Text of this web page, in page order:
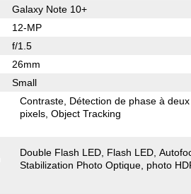
Galaxy Note 10+
12-MP
f/1.5
26mm
Small
Contraste Détection de phase à deux
pixels Object Tracking
Double Flash LED Flash LED
Stabilization Photo Optique photo